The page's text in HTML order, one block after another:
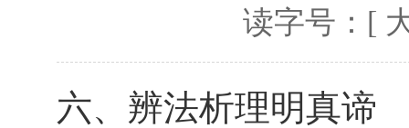
读字号：[
六、辨法析理明真谛